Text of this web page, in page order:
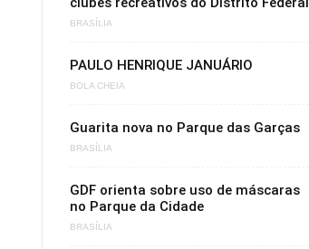
BRASÍLIA
PAULO HENRIQUE JANUÁRIO
BOLA CHEIA
Guarita nova no Parque das Garças
BRASÍLIA
GDF orienta sobre uso de máscaras
no Parque da Cidade
BRASÍLIA